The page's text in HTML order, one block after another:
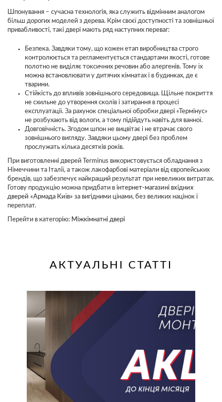
Шпонування – сучасна технологія, яка служить відмінним аналогом
більш дорогих моделей з дерева. Крім своєї доступності та зовнішньої
привабливості, такі двері мають ряд наступних переваг:
Безпека. Завдяки тому, що кожен етап виробництва строго
контролюється та регламентується стандартами якості, готове
полотно не виділяє токсичних речовин або алергенів. Тому їх
можна встановлювати у дитячих кімнатах і в будинках, де є
тварини.
Стійкість до впливів зовнішнього середовища. Щільне покриття
не схильне до утворення сколів і затирання в процесі
експлуатації. За рахунок спеціальної обробки двері «Термінус»
не розбухають від вологи, а тому підійдуть навіть для ванної.
Довговічність. Згодом шпон не вицвітає і не втрачає свого
зовнішнього вигляду. Завдяки цьому двері без проблем
прослужать кілька десятків років.
При виготовленні дверей Terminus використовується обладнання з
Німеччини та Італії, а також лакофарбові матеріали від європейських
брендів, що забезпечує найкращий результат при невеликих витратах.
Готову продукцію можна придбати в інтернет-магазині вхідних
дверей «Армада Київ» за вигідними цінами, без великих націнок і
переплат.
Перейти в категорію: Міжкімнатні двері
АКТУАЛЬНІ СТАТТІ